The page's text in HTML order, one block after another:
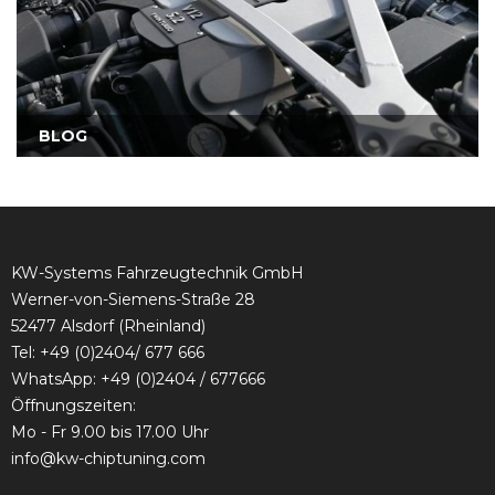
Beste Erfahrungen mit KW-Systems KW-Chiptuning
• 20% Mehrleistung
• lieferbar für Diesel wie auch Benziner
• Teilegutachten für viele Diesel wie auch Benziner
liegen vor
Wenn Sie Ihr Fahrzeug bei uns nicht finden
können dann nutzen Sie bitte dieses Formular:
Anfrageformular
BLOG
KW-Systems Fahrzeugtechnik GmbH
Werner-von-Siemens-Straße 28
52477 Alsdorf (Rheinland)
Tel: +49 (0)2404/ 677 666
WhatsApp: +49 (0)2404 / 677666
Öffnungszeiten:
Mo - Fr 9.00 bis 17.00 Uhr
info@kw-chiptuning.com